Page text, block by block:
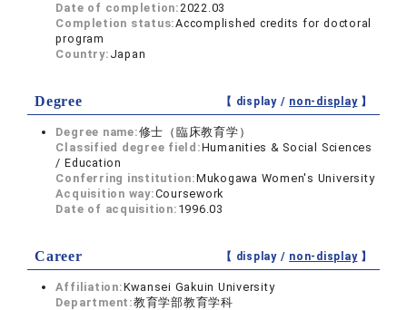
Date of completion:2022.03
Completion status:Accomplished credits for doctoral
program
Country: Japan
Degree 【 display / non-display】
Degree name:修士（臨床教育学）
Classified degree field:Humanities & Social Sciences
/ Education
Conferring institution:Mukogawa Women's University
Acquisition way:Coursework
Date of acquisition: 1996.03
Career 【 display / non-display】
Affiliation:Kwansei Gakuin University
Department:教育学部教育学科